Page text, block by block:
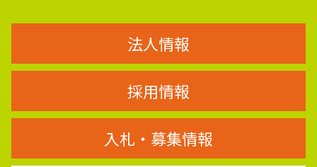
法人情報
採用情報
入札・募集情報